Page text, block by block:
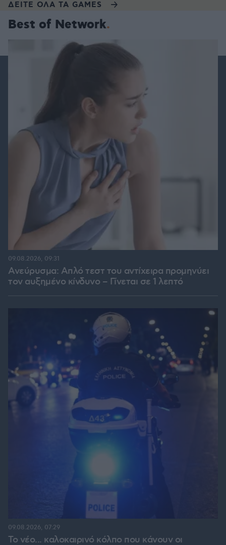
ΔΕΙΤΕ ΟΛΑ ΤΑ GAMES
Best of Network
Ανεύρυσμα: Απλό τεστ του αντίχειρα προμηνύει
τον αυξημένο κίνδυνο – Γίνεται σε 1 λεπτό
09.08.2026, 09:31
Το νέο... καλοκαιρινό κόλπο που κάνουν οι
09.08.2026, 07:29